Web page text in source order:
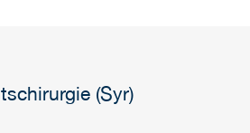
(Syr)